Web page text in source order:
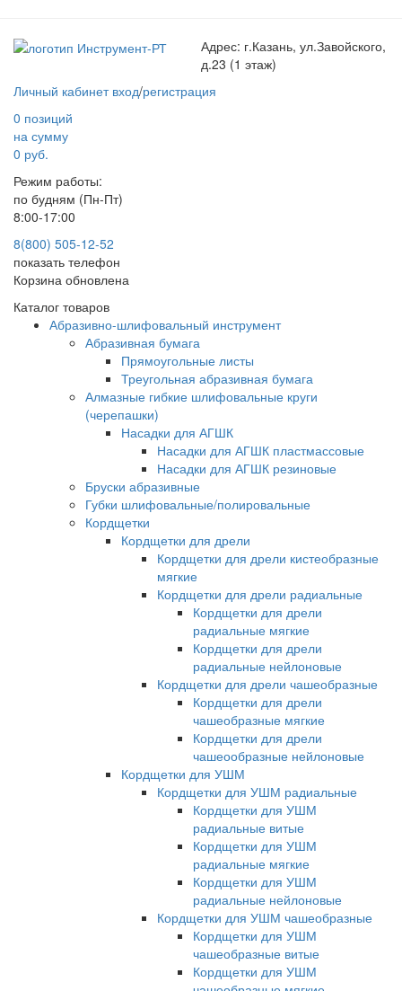
Адрес: г.Казань, ул.Завойского,
д.23 (1 этаж)
Личный кабинет вход/регистрация
0 позиций
на сумму
0 руб.
Режим работы:
по будням (Пн-Пт)
8:00-17:00
8(800) 505-12-52
показать телефон
Корзина обновлена
Каталог товаров
Абразивно-шлифовальный инструмент
Абразивная бумага
Прямоугольные листы
Треугольная абразивная бумага
Алмазные гибкие шлифовальные круги
(черепашки)
Насадки для АГШК
Насадки для АГШК пластмассовые
Насадки для АГШК резиновые
Бруски абразивные
Губки шлифовальные/полировальные
Кордщетки
Кордщетки для дрели
Кордщетки для дрели кистеобразные
мягкие
Кордщетки для дрели радиальные
Кордщетки для дрели
радиальные мягкие
Кордщетки для дрели
радиальные нейлоновые
Кордщетки для дрели чашеобразные
Кордщетки для дрели
чашеобразные мягкие
Кордщетки для дрели
чашеообразные нейлоновые
Кордщетки для УШМ
Кордщетки для УШМ радиальные
Кордщетки для УШМ
радиальные витые
Кордщетки для УШМ
радиальные мягкие
Кордщетки для УШМ
радиальные нейлоновые
Кордщетки для УШМ чашеобразные
Кордщетки для УШМ
чашеобразные витые
Кордщетки для УШМ